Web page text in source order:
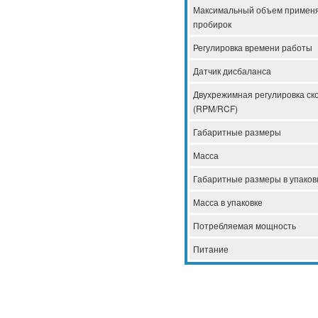
Максимальный объем
пробирок
Регулировка времени работы
Датчик дисбаланса
Двухрежимная регулировка
(RPM/RCF)
Габаритные размеры
Масса
Габаритные размеры в
Масса в упаковке
Потребляемая мощность
Питание